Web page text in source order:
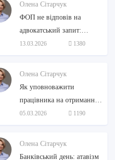
Олена Сітарчук
ФОП не відповів на
адвокатський запит:
стратити не можна
помилувати
13.03.2026 1380
Олена Сітарчук
Як уповноважити
працівника на отримання
ТМЦ: три зручні способи
без зайвої бюрократії
05.03.2026 1190
Олена Сітарчук
Банківський день: атавізм